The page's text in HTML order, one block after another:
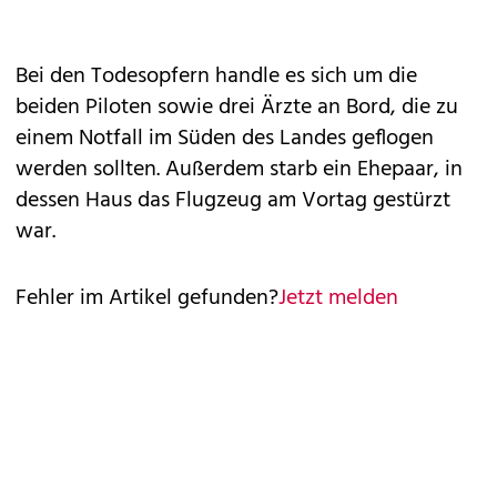
Bei den Todesopfern handle es sich um die
beiden Piloten sowie drei Ärzte an Bord, die zu
einem Notfall im Süden des Landes geflogen
werden sollten. Außerdem starb ein Ehepaar, in
dessen Haus das Flugzeug am Vortag gestürzt
war.
Fehler im Artikel gefunden?Jetzt melden